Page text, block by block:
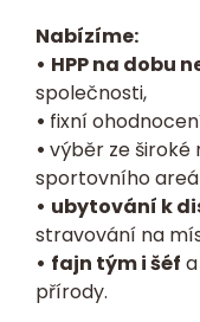
Nabízíme:
• HPP na dobu
společnosti,
• fixní
• výběr ze široké
sportovního
• ubytování k
stravování na
• fajn tým i šéf
přírody.